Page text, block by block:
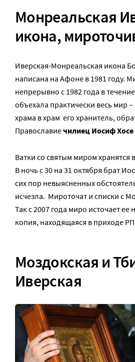
Монреальская
икона,
Иверская-Монреальская икона
написана на Афоне в 1981 году.
непрерывно с 1982 года в
объехала практически весь мир
храма в храм его хранитель,
Православиечилиец Иосиф
Ватки со святым миром хранятся
В ночь с 30 на 31 октября брат
сих пор невыясненных
исчезла. Мироточат и списки с
Так с 2007 года миро источает
копия, находящаяся в приходе
Моздокская и
Иверская